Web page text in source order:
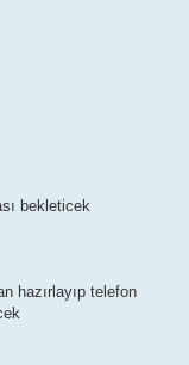
bekleticek
hazırlayıp telefon